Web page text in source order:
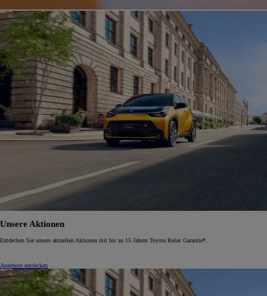
Unsere Aktionen
Entdecken Sie unsere aktuellen Aktionen mit bis zu 15 Jahren Toyota Relax Garantie*.
Angebote entdecken